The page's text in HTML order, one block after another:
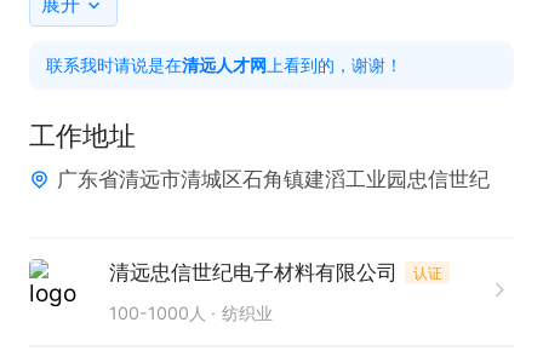
德和职业操守，热爱从事制造业工作
并愿意了解行业最新的质量标准和技术发展趋势。
且积极提升相关知识，具有较高的创
新意识；
统计和分析能力，能够对现场问题提
出有效解决方案；
联系我时请说是在清远人才网 上看到的，谢谢！
工作地址
广东省清远市清城区石角镇建滔工业园忠信世纪
清远忠信世纪电子材料有限公司 认证
100-1000人 纺织业